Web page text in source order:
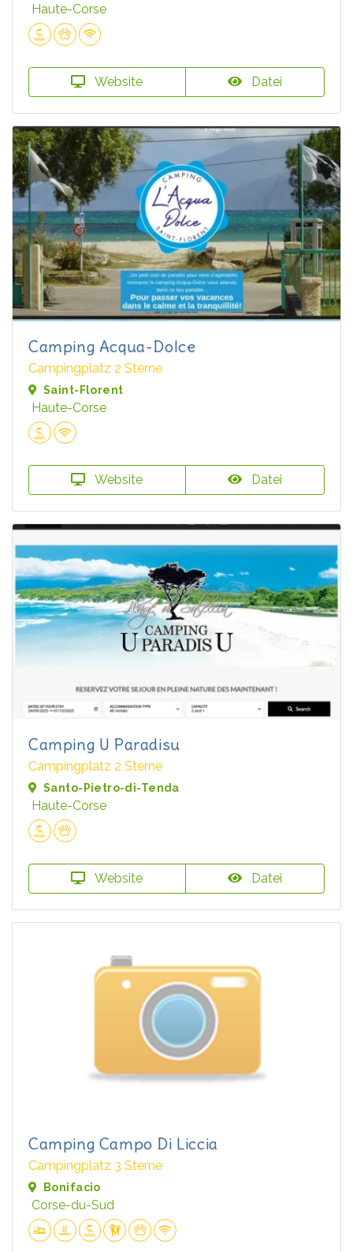
Haute-Corse
Website Datei
Camping Acqua-Dolce
Campingplatz 2 Sterne
Saint-Florent
Haute-Corse
Website Datei
Camping U Paradisu
Campingplatz 2 Sterne
Santo-Pietro-di-Tenda
Haute-Corse
Website Datei
Camping Campo Di Liccia
Campingplatz 3 Sterne
Bonifacio
Corse-du-Sud